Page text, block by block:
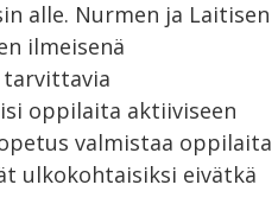
alle. Nurmen ja Laitisen
ilmeisenä
tarvittavia
oppilaita aktiiviseen
valmistaa oppilaita
ulkokohtaisiksi eivätkä